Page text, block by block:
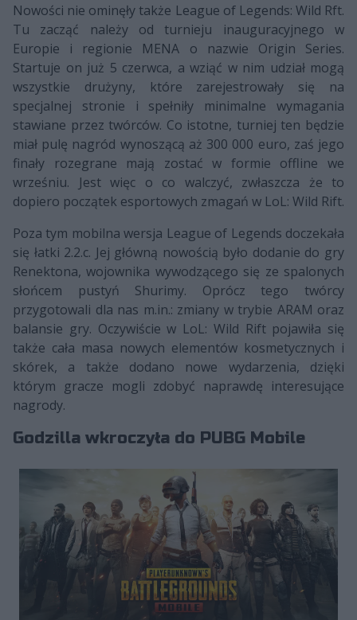
Nowości nie ominęły także League of Legends: Wild Rft.
Tu zacząć należy od turnieju inauguracyjnego w
Europie i regionie MENA o nazwie Origin Series.
Startuje on już 5 czerwca, a wziąć w nim udział mogą
wszystkie drużyny, które zarejestrowały się na
specjalnej stronie i spełniły minimalne wymagania
stawiane przez twórców. Co istotne, turniej ten będzie
miał pulę nagród wynoszącą aż 300 000 euro, zaś jego
finały rozegrane mają zostać w formie offline we
wrześniu. Jest więc o co walczyć, zwłaszcza że to
dopiero początek esportowych zmagań w LoL: Wild Rift.
Poza tym mobilna wersja League of Legends doczekała
się łatki 2.2.c. Jej główną nowością było dodanie do gry
Renektona, wojownika wywodzącego się ze spalonych
słońcem pustyń Shurimy. Oprócz tego twórcy
przygotowali dla nas m.in.: zmiany w trybie ARAM oraz
balansie gry. Oczywiście w LoL: Wild Rift pojawiła się
także cała masa nowych elementów kosmetycznych i
skórek, a także dodano nowe wydarzenia, dzięki
którym gracze mogli zdobyć naprawdę interesujące
nagrody.
Godzilla wkroczyła do PUBG Mobile